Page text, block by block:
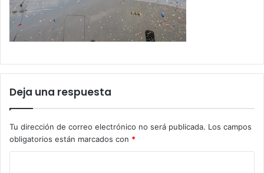
Deja una respuesta
Tu dirección de correo electrónico no será publicada. Los campos
obligatorios están marcados con *